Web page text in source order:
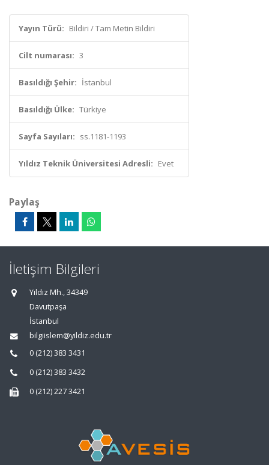
Yayın Türü: Bildiri / Tam Metin Bildiri
Cilt numarası: 3
Basıldığı Şehir: İstanbul
Basıldığı Ülke: Türkiye
Sayfa Sayıları: ss.1181-1193
Yıldız Teknik Üniversitesi Adresli: Evet
Paylaş
İletişim Bilgileri
Yıldız Mh., 34349
Davutpaşa
İstanbul
bilgiislem@yildiz.edu.tr
0 (212) 383 3431
0 (212) 383 3432
0 (212) 227 3421